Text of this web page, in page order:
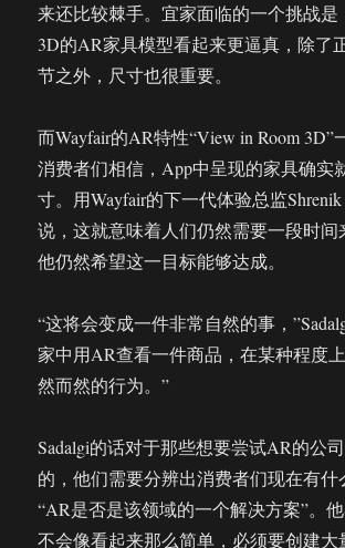
来还比较棘手。宜家面临的一个挑战是
3D的AR家具模型看起来更逼真，除了
节之外，尺寸也很重要。
而Wayfair的AR特性“View in Room 3D”
消费者们相信，App中呈现的家具确实
寸。用Wayfair的下一代体验总监
说，这就意味着人们仍然需要一段时间
他仍然希望这一目标能够达成。
“这将会变成一件非常自然的事，
家中用AR查看一件商品，在某种程度
然而然的行为。”
Sadalgi的话对于那些想要尝试AR的公
的，他们需要分辨出消费者们现在有什
“AR是否是该领域的一个解决方案”。
不会像看起来那么简单，必须要创建大